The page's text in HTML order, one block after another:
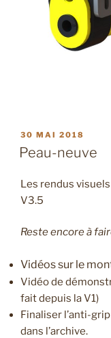
PUBLIÉ
LE
30 MAI 2018
Peau-neuve
Les rendus
V3.5
Reste encore à
Vidéos sur le
Vidéo de
fait depuis la V1)
Finaliser l’anti-
dans l’archive.